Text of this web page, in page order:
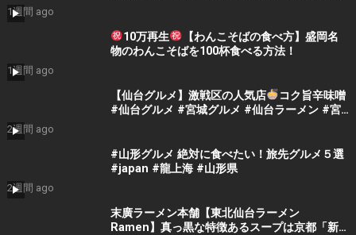
1週間 ago
10万再生
【わんこそばの食べ方】盛岡名
物のわんこそばを100杯食べる方法！
1週間 ago
【仙台グルメ】激戦区の人気店
コク旨辛味噌
#仙台グルメ #宮城グルメ #仙台ラーメン #宮
2週間 ago
#山形グルメ 絶対に食べたい！旅先グルメ５選
#japan #龍上海 #山形県
2週間 ago
末廣ラーメン本舗【東北仙台ラーメン
Ramen】真っ黒な特徴あるスープは京都「新